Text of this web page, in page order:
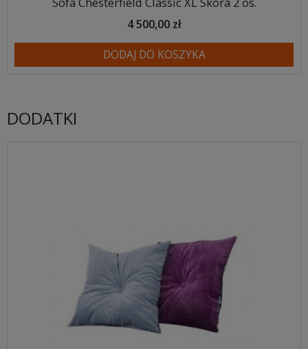
4 500,00 zł
DODAJ DO KOSZYKA
DODATKI